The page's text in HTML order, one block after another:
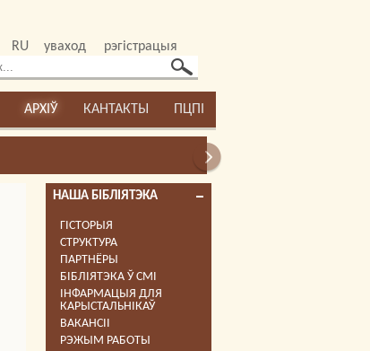
RU уваход рэгістрацыя
АРХІЎ КАНТАКТЫ ПЦПІ
НАША БІБЛІЯТЭКА
ГІСТОРЫЯ
СТРУКТУРА
ПАРТНЁРЫ
БІБЛІЯТЭКА Ў СМІ
ІНФАРМАЦЫЯ ДЛЯ
КАРЫСТАЛЬНІКАЎ
ВАКАНСІІ
РЭЖЫМ РАБОТЫ